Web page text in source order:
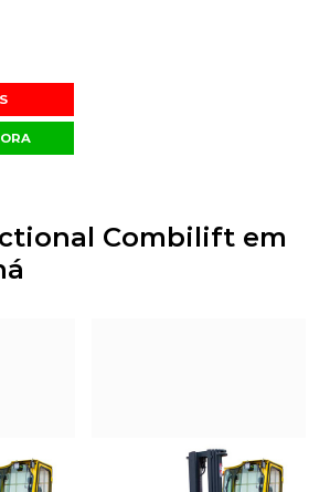
Combilift em